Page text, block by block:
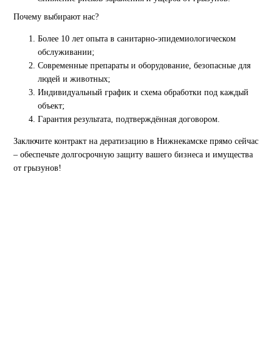
Почему выбирают нас?
Более 10 лет опыта в санитарно-эпидемиологическом
обслуживании;
Современные препараты и оборудование, безопасные для
людей и животных;
Индивидуальный график и схема обработки под каждый
объект;
Гарантия результата, подтверждённая договором.
Заключите контракт на дератизацию в Нижнекамске прямо сейчас
– обеспечьте долгосрочную защиту вашего бизнеса и имущества
от грызунов!